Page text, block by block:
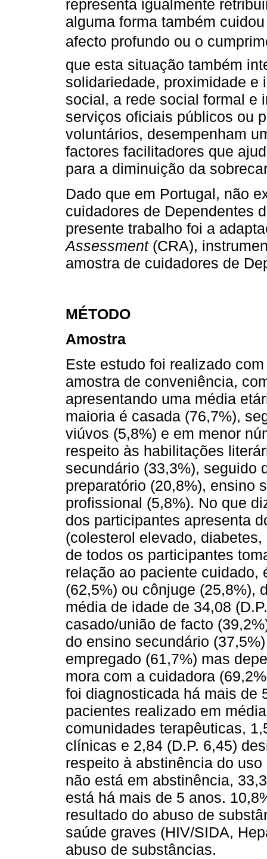
representa igualmente
alguma forma também
afecto profundo ou o
que esta situação também
solidariedade, proximidade e
social, a rede social formal e
serviços oficiais públicos ou
voluntários, desempenham
factores facilitadores que
para a diminuição da
Dado que em Portugal, não
cuidadores de Dependentes
presente trabalho foi a
Assessment(CRA),
amostra de cuidadores de
MÉTODO
Amostra
Este estudo foi realizado
amostra de conveniência,
apresentando uma média
maioria é casada (76,7%),
viúvos (5,8%) e em menor
respeito às habilitações
secundário (33,3%), seguido
preparatório (20,8%), ensino
profissional (5,8%). No que
dos participantes apresenta
(colesterol elevado,
de todos os participantes
relação ao paciente cuidado,
(62,5%) ou cônjuge (25,8%),
média de idade de 34,08
casado/união de facto
do ensino secundário
empregado (61,7%) mas
mora com a cuidadora
foi diagnosticada há mais de
pacientes realizado em
comunidades terapêuticas,
clínicas e 2,84 (D.P. 6,45)
respeito à abstinência do
não está em abstinência,
está há mais de 5 anos.
resultado do abuso de
saúde graves (HIV/SIDA,
abuso de substâncias.